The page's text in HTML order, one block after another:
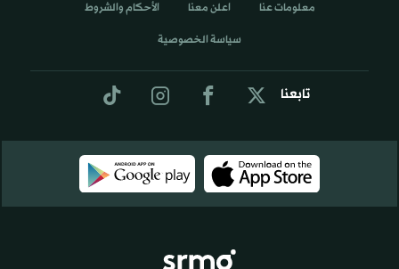
تابعنا
معلومات عنا اعلن معنا الأحكام والشروط
سياسة الخصوصية